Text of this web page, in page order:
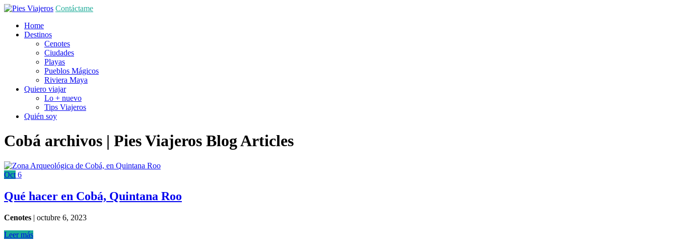
Contáctame
Home
Destinos
Cenotes
Ciudades
Playas
Pueblos Mágicos
Riviera Maya
Quiero viajar
Lo + nuevo
Tips Viajeros
Quién soy
Cobá archivos | Pies Viajeros Blog Articles
Oct 6
Qué hacer en Cobá, Quintana Roo
Cenotes | octubre 6, 2023
Leer más